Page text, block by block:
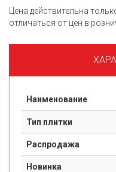
Цена действительна
отличаться от цен в
Наименование
Тип плитки
Распродажа
Новинка